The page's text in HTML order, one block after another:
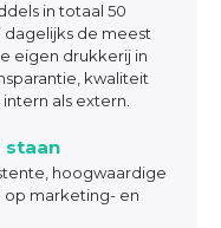
in totaal 50
dagelijks de meest
eigen drukkerij in
kwaliteit
als extern.
staan
hoogwaardige
marketing- en